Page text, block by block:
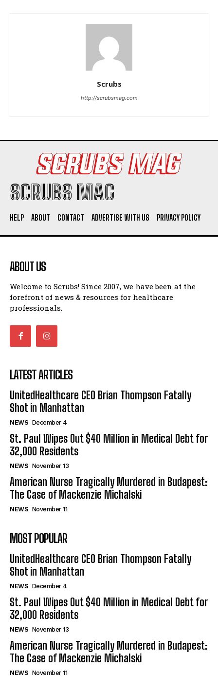
Scrubs
http://scrubsmag.com
SCRUBS MAG
HELP ABOUT CONTACT ADVERTISE WITH US PRIVACY POLICY
ABOUT US
Welcome to Scrubs! Since 2007, we have been at the
forefront of news & resources for healthcare
professionals.
LATEST ARTICLES
UnitedHealthcare CEO Brian Thompson Fatally
Shot in Manhattan
NEWS December 4
St. Paul Wipes Out $40 Million in Medical Debt for
32,000 Residents
NEWS November 13
American Nurse Tragically Murdered in Budapest:
The Case of Mackenzie Michalski
NEWS November 11
MOST POPULAR
UnitedHealthcare CEO Brian Thompson Fatally
Shot in Manhattan
NEWS December 4
St. Paul Wipes Out $40 Million in Medical Debt for
32,000 Residents
NEWS November 13
American Nurse Tragically Murdered in Budapest:
The Case of Mackenzie Michalski
NEWS November 11